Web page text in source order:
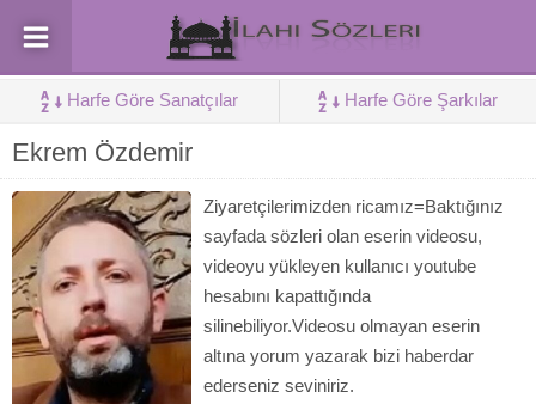
Harfe Göre Sanatçılar Harfe Göre Şarkılar
Ekrem Özdemir
Ziyaretçilerimizden ricamız=Baktığınız
sayfada sözleri olan eserin videosu,
videoyu yükleyen kullanıcı youtube
hesabını kapattığında
silinebiliyor.Videosu olmayan eserin
altına yorum yazarak bizi haberdar
ederseniz seviniriz.